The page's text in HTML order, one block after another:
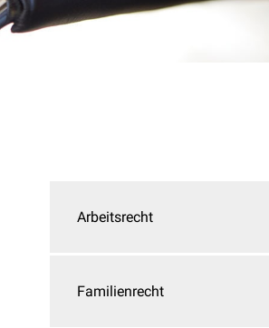
Arbeitsrecht
Familienrecht